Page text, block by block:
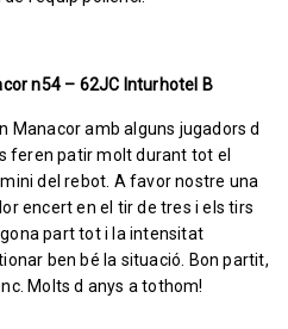
n54 – 62JC Inturhotel B
Manacor amb alguns jugadors d
feren patir molt durant tot el
del rebot. A favor nostre una
encert en el tir de tres i els tirs
part tot i la intensitat
ben bé la situació. Bon partit,
Molts d anys a tothom!